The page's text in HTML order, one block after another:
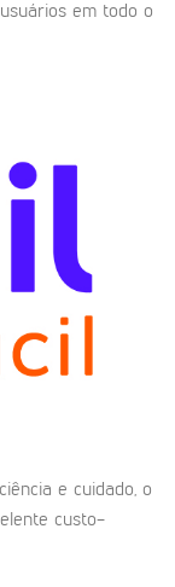
em todo o
e cuidado, o
custo-